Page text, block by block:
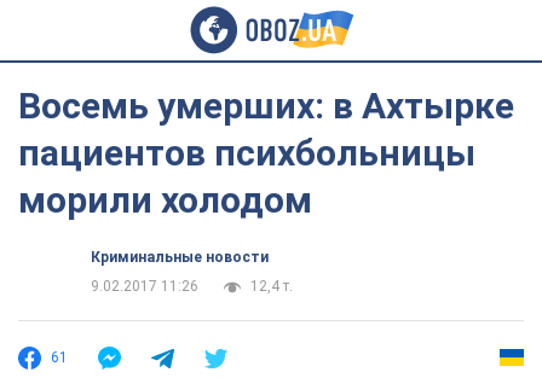
Восемь умерших: в Ахтырке
пациентов психбольницы
морили холодом
Криминальные новости
9.02.2017 11:26
12,4 т.
61